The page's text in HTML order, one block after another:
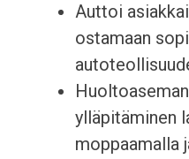
Auttoi
ostamaan
ylläpitäminen
moppaamalla